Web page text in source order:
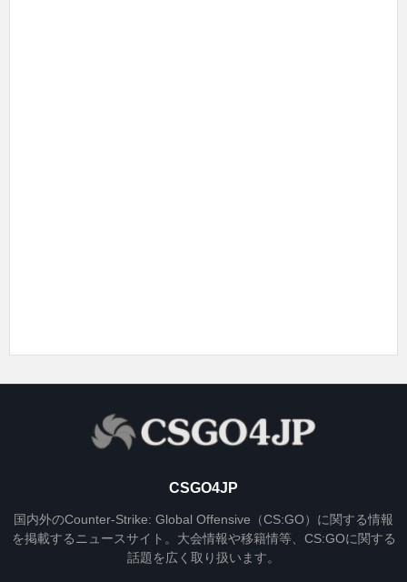
CSGO4JP
国内外のCounter-Strike: Global Offensive（CS:GO）に関する情報
を掲載するニュースサイト。大会情報や移籍情等、CS:GOに関する
話題を広く取り扱います。